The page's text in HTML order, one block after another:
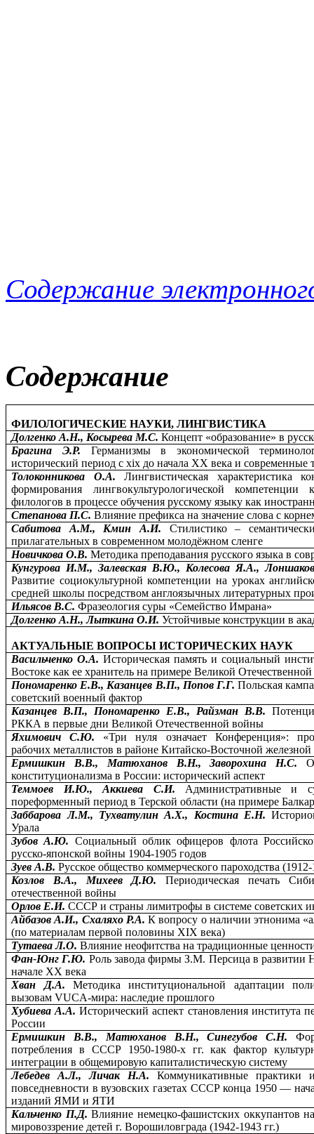
Содержание
Содержание
ФИЛОЛОГИЧЕСКИЕ НАУКИ, ЛИНГВИСТИКА
Долгенко А.Н., Косырева М.С.Концепт «образование» в
Брагина Э.Р. Германизмы в экономической
исторический период с xix до начала XX векa и современные
Толоконникова О.А.Лингвистическая характеристика
формирования лингвокультурологической компетенции
филологов в процессе обучения русскому языку как
Степанова П.С.Влияние префикса на значение слова с
Сабитова А.М., Кмин А.И. Стилистико –
прилагательных в современном молодёжном сленге
Новичкова О.В.Методика преподавания русского языка в
Кунгурова И.М., Залевская В.Ю., Колесова Я.А.,
Развитие социокультурной компетенции на уроках
средней школы посредством англоязычных литературных
Ильясов В.С.Фразеология суры «Семейство Имрана»
Долгенко А.Н., Лыткина О.И.Устойчивые конструкции в
АКТУАЛЬНЫЕ ВОПРОСЫ ИСТОРИЧЕСКИХ НАУК
Васильченко О.А.Историческая память и социальный
Востоке как ее хранитель на примере Великой
Пономаренко Е.В., Казанцев В.П., Попов Г.Г.Польская
советский военный фактор
Казанцев В.П., Пономаренко Е.В., Райзман В.В.
РККА в первые дни Великой Отечественной войны
Яхимович С.Ю. «Три нуля означает Конференция»:
рабочих металлистов в районе Китайско-Восточной железной
Ермишкин В.В., Матюханов В.Н., Заворохина Н.С.
конституционализма в России: исторический аспект
Теммоев И.Ю., Аккиева С.И. Административные и
пореформенный период в Терской области (на примере
Заббарова Л.М., Тухватулин А.Х., Костина Е.Н.
Урала
Зубов А.Ю. Социальный облик офицеров флота
русско-японской войны 1904-1905 годов
Зуев А.В.Русское общество коммерческого пароходства (1912-
Козлов В.А., Михеев Д.Ю.Периодическая печать
отечественной войны
Орлов Е.И.СССР и страны лимитрофы в системе советских
Айбазов А.И., Схаляхо Р.А.К вопросу о наличии этнонима
(по материалам первой половины XIX века)
Тутаева Л.О.Влияние неофитства на традиционные
Фан-Юнг Г.Ю. Роль завода фирмы З.М. Персица в развитии
начале ХХ века
Хван Д.А. Методика институциональной адаптации
вызовам VUCA-мира: наследие прошлого
Хубиева А.А.Исторический аспект становления института
России
Ермишкин В.В., Матюханов В.Н., Синегубов С.Н.
потребления в СССР 1950-1980-х гг. как фактор
интеграции в общемировую капиталистическую систему
Лебедев А.Л., Личак Н.А. Коммуникативные практики
повседневности в вузовских газетах СССР конца 1950 —
изданий ЯМИ и ЯТИ
Кальченко П.Д.Влияние немецко-фашистских оккупантов
мировоззрение детей г. Ворошиловграда (1942-1943 гг.)